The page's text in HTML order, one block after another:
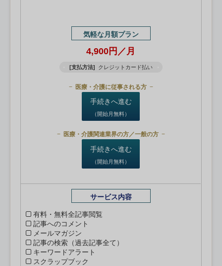
気軽な月額プラン
4,900円／月
[支払方法] クレジットカード払い
医療・介護に従事される方
手続きへ進む
（開始月無料）
医療・介護関連業界の方／一般の方
手続きへ進む
（開始月無料）
サービス内容
有料・無料全記事閲覧
記事へのコメント
メールマガジン
記事の検索（過去記事全て）
キーワードアラート
スクラップブック